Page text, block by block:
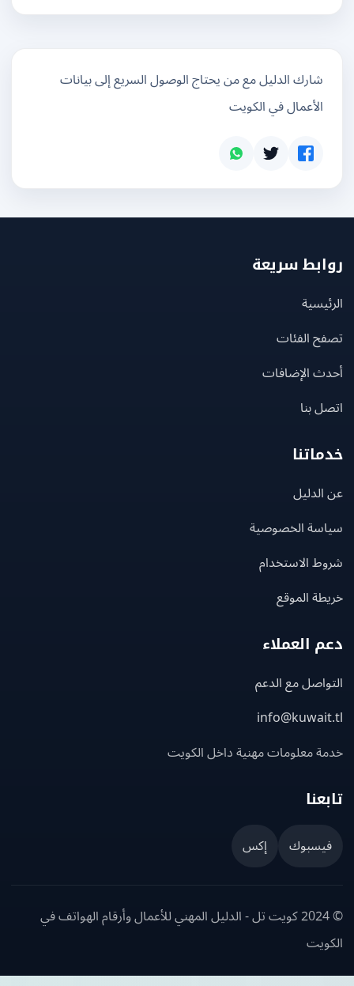
شارك الدليل مع من يحتاج الوصول السريع إلى بيانات
الأعمال في الكويت
سريعة
الفئات
الإضافات
بنا
الخصوصية
الاستخدام
الموقع
العملاء
مع الدعم
معلومات مهنية داخل الكويت
إكس
© 2024 كويت تل - الدليل المهني للأعمال وأرقام الهواتف في